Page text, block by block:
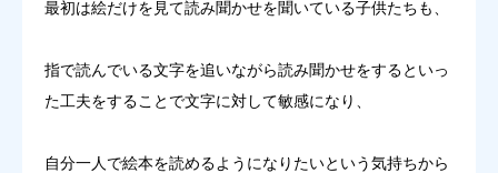
最初は絵だけを見て読み聞かせを聞いている子供たちも、
指で読んでいる文字を追いながら読み聞かせをするといっ
た工夫をすることで文字に対して敏感になり、
自分一人で絵本を読めるようになりたいという気持ちから